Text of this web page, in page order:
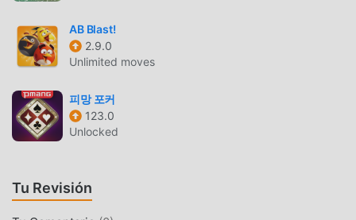
PROGRESIÓN DE CAMPAÑA
Batallas basadas en rompecabezas
desafíos tácticos donde el entorno, como acantilados
o agua, determina el éxito de la colocación de tus
tropas.
Dificultad dinámica
rápida.
AB Blast!
2.9.0
Unlimited moves
피망 포커
123.0
Unlocked
Tu Revisión